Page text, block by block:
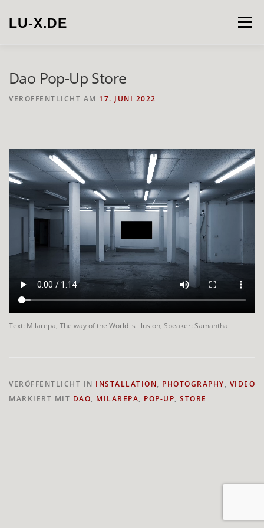
Inhalt
springen
LU-X.DE Menü
Dao Pop-Up Store
VERÖFFENTLICHT AM 17. JUNI 2022
Text: Milarepa, The way of the World is illusion, Speaker: Samantha
VERÖFFENTLICHT IN INSTALLATION, PHOTOGRAPHY, VIDEO
MARKIERT MIT DAO, MILAREPA, POP-UP, STORE